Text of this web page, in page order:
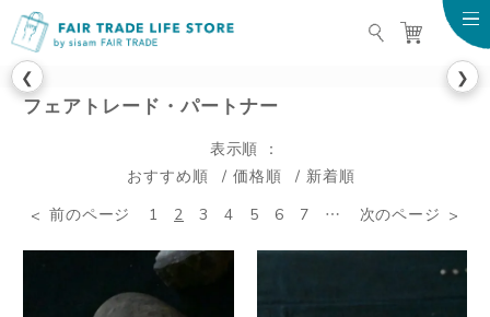
FAIR TRADE LIFE
❮ ❯
フェアトレード・パートナー
表示順
おすすめ順
価格順
新着順
前のページ
1 2 3 4 5 6 7 … 次のページ